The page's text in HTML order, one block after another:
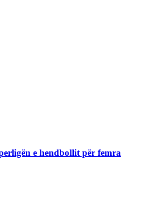
e hendbollit për femra